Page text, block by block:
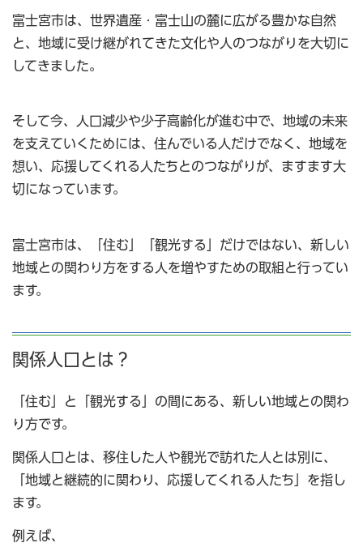
富士宮市は、世界遺産・富士山の麓に広がる豊かな自然
と、地域に受け継がれてきた文化や人のつながりを大切に
してきました。
そして今、人口減少や少子高齢化が進む中で、地域の未来
を支えていくためには、住んでいる人だけでなく、地域を
想い、応援してくれる人たちとのつながりが、ますます大
切になっています。
富士宮市は、「住む」「観光する」だけではない、新しい
地域との関わり方をする人を増やすための取組と行ってい
ます。
関係人口とは？
「住む」と「観光する」の間にある、新しい地域との関わ
り方です。
関係人口とは、移住した人や観光で訪れた人とは別に、
「地域と継続的に関わり、応援してくれる人たち」を指し
ます。
例えば、